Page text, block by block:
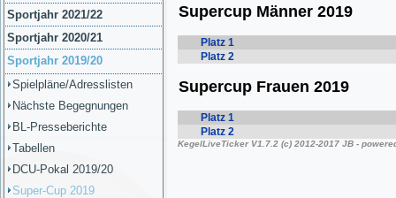
Sportjahr 2021/22
Sportjahr 2020/21
Sportjahr 2019/20
Spielpläne/Adresslisten
Nächste Begegnungen
BL-Presseberichte
Tabellen
DCU-Pokal 2019/20
Super-Cup 2019